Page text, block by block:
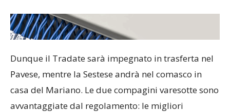
Dunque il Tradate sarà impegnato in trasferta nel
Pavese, mentre la Sestese andrà nel comasco in
casa del Mariano. Le due compagini varesotte sono
avvantaggiate dal regolamento: le migliori